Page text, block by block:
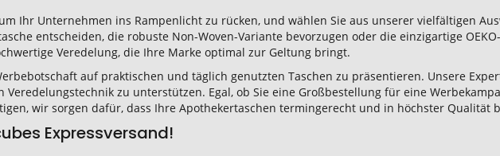
Ihr Unternehmen ins Rampenlicht zu rücken, und wählen Sie aus unserer vielfältigen
entscheiden, die robuste Non-Woven-Variante bevorzugen oder die einzigartige
Veredelung, die Ihre Marke optimal zur Geltung bringt.
auf praktischen und täglich genutzten Taschen zu präsentieren. Unsere
Veredelungstechnik zu unterstützen. Egal, ob Sie eine Großbestellung für eine
wir sorgen dafür, dass Ihre Apothekertaschen termingerecht und in höchster Qualität
Expressversand!